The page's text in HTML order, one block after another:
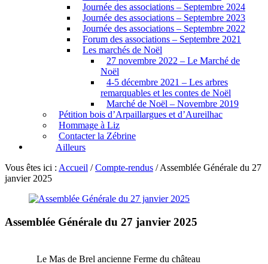
Journée des associations – Septembre 2024
Journée des associations – Septembre 2023
Journée des associations – Septembre 2022
Forum des associations – Septembre 2021
Les marchés de Noël
27 novembre 2022 – Le Marché de
Noël
4-5 décembre 2021 – Les arbres
remarquables et les contes de Noël
Marché de Noël – Novembre 2019
Pétition bois d’Arpaillargues et d’Aureilhac
Hommage à Liz
Contacter la Zébrine
Ailleurs
Vous êtes ici : Accueil /Compte-rendus /Assemblée Générale du 27
janvier 2025
Assemblée Générale du 27 janvier 2025
Le Mas de Brel ancienne Ferme du château